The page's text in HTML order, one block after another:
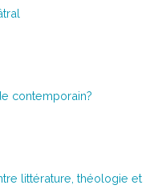
contemporain?
littérature, théologie et